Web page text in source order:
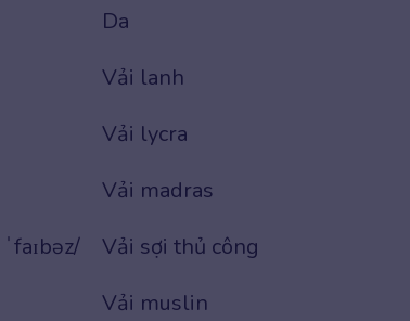
Da
Vải lanh
Vải lycra
Vải madras
Vải sợi thủ công
Vải muslin